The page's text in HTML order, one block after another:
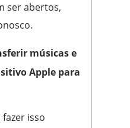
ser abertos,
músicas e
Apple para
isso